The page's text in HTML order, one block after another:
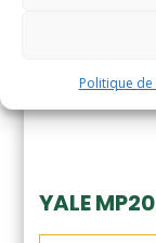
Politique
YALE